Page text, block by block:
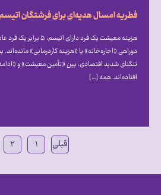
فطریه امسال هدیه‌ای برای فرشتگان
هزینه معیشت یک فرد
دوراهی «اجاره‌خانه» یا «هزینه کاردرمانی»
تنگنای شدید اقتصادی، بین «تأمین معیشت» و
افتاده‌اند. همه […]
قبلی ۱ ۲